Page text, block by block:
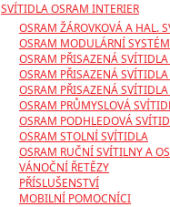
SVÍTIDLA OSRAM INTERIER
OSRAM ŽÁROVKOVÁ A HAL.
OSRAM MODULÁRNÍ SYSTÉM
OSRAM PŘISAZENÁ
OSRAM PŘISAZENÁ
OSRAM PŘISAZENÁ
OSRAM PRŮMYSLOVÁ
OSRAM PODHLEDOVÁ
OSRAM STOLNÍ SVÍTIDLA
OSRAM RUČNÍ SVÍTILNY A
VÁNOČNÍ ŘETĚZY
PŘÍSLUŠENSTVÍ
MOBILNÍ POMOCNÍCI